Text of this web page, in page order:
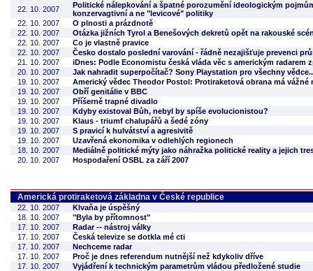
22. 10. 2007
Politické nálepkování a špatné porozumění ideologickým
konzervagtivní a ne "levicové" politiky
22. 10. 2007
O plnosti a prázdnotě
22. 10. 2007
Otázka jižních Tyrol a Benešových dekretů opět na rakouské
22. 10. 2007
Co je vlastně pravice
22. 10. 2007
Česko dostalo poslední varování - řádně nezajišťuje prevenci
21. 10. 2007
iDnes: Podle Economistu česká vláda věc s americkým radarem
20. 10. 2007
Jak nahradit superpočítač? Sony Playstation pro všechny
19. 10. 2007
Americký vědec Theodor Postol: Protiraketová obrana má vážné
19. 10. 2007
Obří genitálie v BBC
19. 10. 2007
Příšerně trapné divadlo
19. 10. 2007
Kdyby existoval Bůh, nebyl by spíše evolucionistou?
19. 10. 2007
Klaus - triumf chalupářů a šedé zóny
19. 10. 2007
S pravicí k hulvátství a agresivitě
19. 10. 2007
Uzavřená ekonomika v odlehlých regionech
18. 10. 2007
Mediálně politické mýty jako náhražka politické reality a jejich
20. 10. 2007
Hospodaření OSBL za září 2007
Americká protiraketová základna v České republice
22. 10. 2007
Klvaňa je úspěšný
18. 10. 2007
"Byla by přítomnost"
17. 10. 2007
Radar -- nástroj války
17. 10. 2007
Česká televize se dotkla mé cti
17. 10. 2007
Nechceme radar
17. 10. 2007
Proč je dnes referendum nutnější než kdykoliv dříve
17. 10. 2007
Vyjádření k technickým parametrům vládou předložené studie